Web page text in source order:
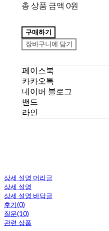
총 상품 금액 0원
구매하기
장바구니에 담기
페이스북
카카오톡
네이버 블로그
밴드
라인
상세 설명 머리글
상세 설명
상세 설명 바닥글
후기(0)
질문(10)
관련 상품